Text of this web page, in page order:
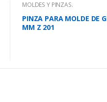
MOLDES Y PINZAS.
PINZA PARA MOLDE DE
MM Z 201